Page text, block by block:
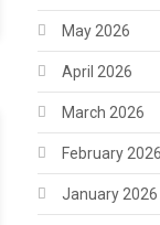
May 2026
April 2026
March 2026
February 2026
January 2026